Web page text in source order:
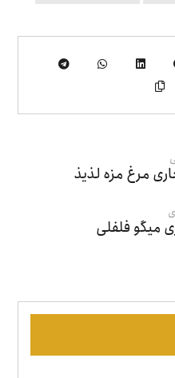
مرغ مزه لذیذ
میگو فلفلی